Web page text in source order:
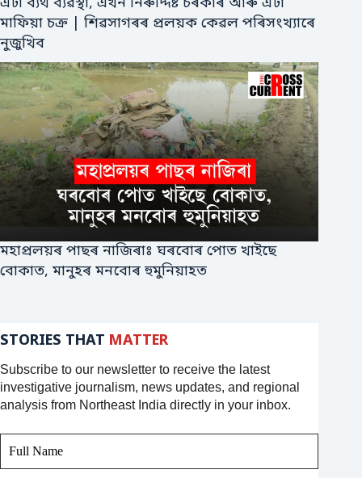
মাফিয়া চক্ৰ | শিৱসাগৰৰ প্ৰলয়ক কেৱল পৰিসংখ্যাৰে
নুজুখিব
মহাপ্ৰলয়ৰ পাছৰ নাজিৰাঃ ঘৰবোৰ পোত খাইছে
বোকাত, মানুহৰ মনবোৰ হুমুনিয়াহত
STORIES THAT MATTER
Subscribe to our newsletter to receive the latest
investigative journalism, news updates, and regional
analysis from Northeast India directly in your inbox.